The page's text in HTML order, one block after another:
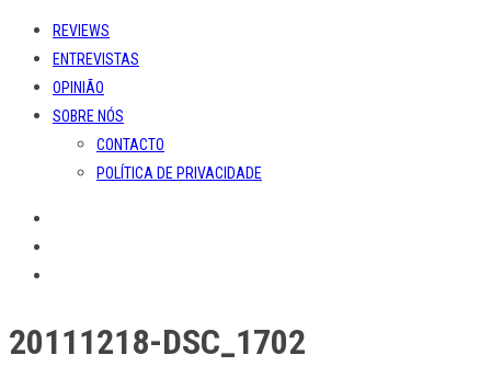
REVIEWS
ENTREVISTAS
OPINIÃO
SOBRE NÓS
CONTACTO
POLÍTICA DE PRIVACIDADE
20111218-DSC_1702